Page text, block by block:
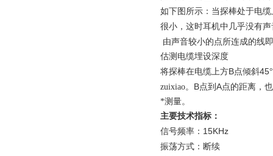
如下图所示：当探棒处于电缆
很小，这时耳机中几乎没有
由声音较小的点所连成的线
估测电缆埋设深度
将探棒在电缆上方B点倾斜45
zuixiao。 B点到 A点的距离，
*测量。
主要技术指标：
信号频率： 15KHz
振荡方式：断续